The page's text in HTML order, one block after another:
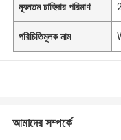
ন্যূনতম চাহিদার পরিমাণ
পরিচিতিমুলক নাম
আমাদের সম্পর্কে